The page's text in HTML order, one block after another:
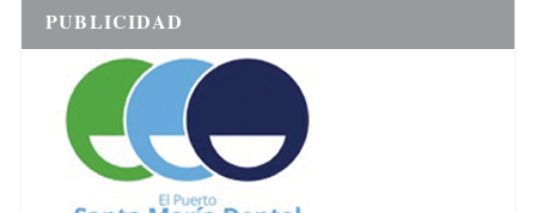
PUBLICIDAD